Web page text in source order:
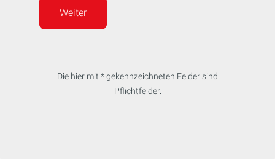
Weiter
Die hier mit * gekennzeichneten Felder sind
Pflichtfelder.